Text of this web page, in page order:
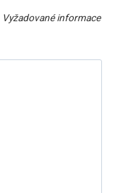
Vyžadované informace